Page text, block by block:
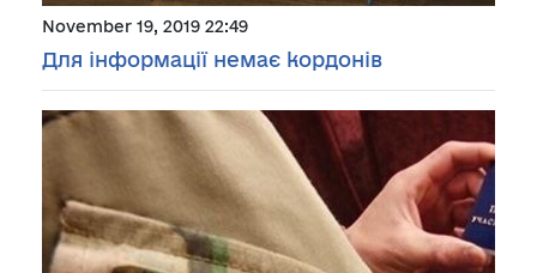
November 19, 2019 22:49
Для інформації немає кордонів